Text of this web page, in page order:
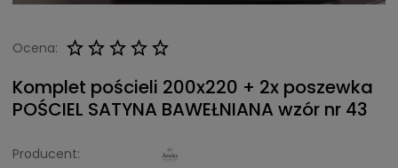
Ocena:
Komplet pościeli 200x220 + 2x poszewka
POŚCIEL SATYNA BAWEŁNIANA wzór nr 43
Producent: